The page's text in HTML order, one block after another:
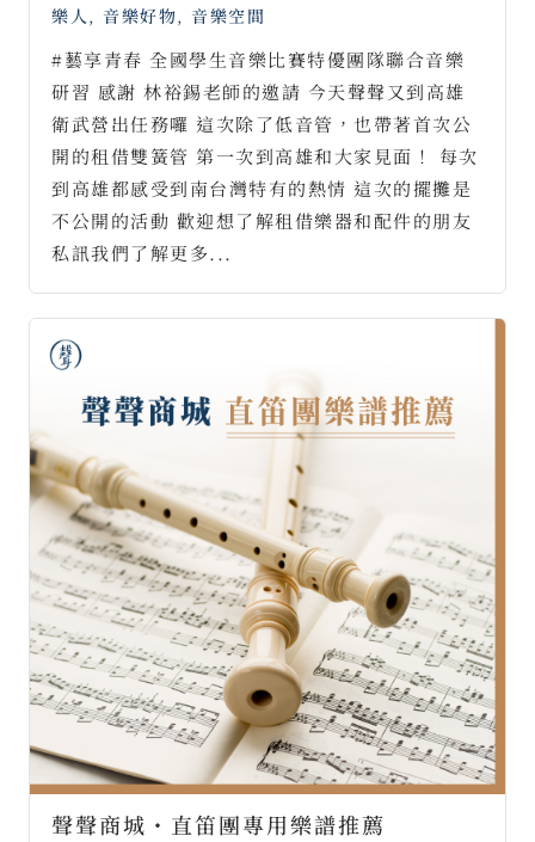
樂人, 音樂好物, 音樂空間
#藝享青春 全國學生音樂比賽特優團隊聯合音樂
研習 感謝 林裕錫老師的邀請 今天聲聲又到高雄
衛武營出任務囉 這次除了低音管，也帶著首次公
開的租借雙簧管 第一次到高雄和大家見面！ 每次
到高雄都感受到南台灣特有的熱情 這次的擺攤是
不公開的活動 歡迎想了解租借樂器和配件的朋友
私訊我們了解更多...
聲聲商城・直笛團專用樂譜推薦 ⠀